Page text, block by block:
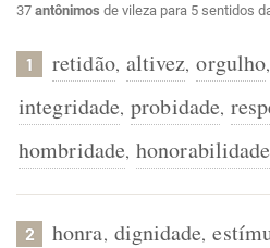
37 antônimos de vileza para 5 sentidos
1 retidão, altivez, orgulho,
integridade, probidade,
hombridade, honorabilidade
2 honra, dignidade,